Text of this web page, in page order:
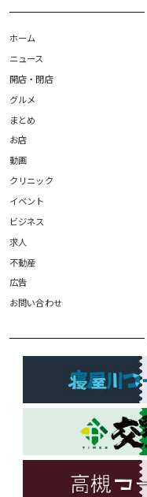
ホーム
ニュース
開店・閉店
グルメ
まとめ
お店
動画
クリニック
イベント
ビジネス
求人
不動産
広告
お問い合わせ